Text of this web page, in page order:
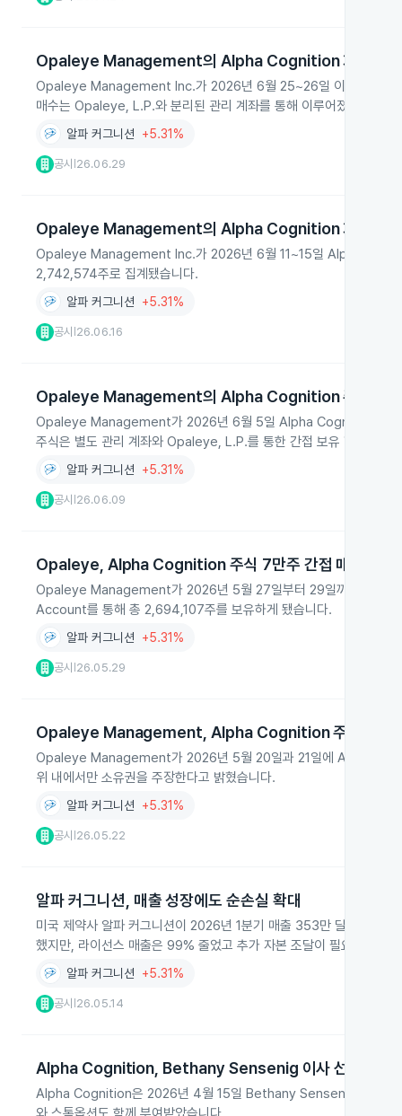
Opaleye Management의 Alpha Cognition 지분 확
Opaleye Management Inc.가 2026년 6월 25~26일 이틀 동안
매수는 Opaleye, L.P.와 분리된 관리 계좌를 통해 이루어졌으며,
알파 커그니션 +5.31%
공시 26.06.29
Opaleye Management의 Alpha Cognition 지분 확
Opaleye Management Inc.가 2026년 6월 11~15일 Alpha
2,742,574주로 집계됐습니다.
알파 커그니션 +5.31%
공시 26.06.16
Opaleye Management의 Alpha Cognition 주식 추
Opaleye Management가 2026년 6월 5일 Alpha Cognition 주식
주식은 별도 관리 계좌와 Opaleye, L.P.를 통한 간접 보유 형태로 보
알파 커그니션 +5.31%
공시 26.06.09
Opaleye, Alpha Cognition 주식 7만주 간접 매수
Opaleye Management가 2026년 5월 27일부터 29일까지
Account를 통해 총 2,694,107주를 보유하게 됐습니다.
알파 커그니션 +5.31%
공시 26.05.29
Opaleye Management, Alpha Cognition 주식 262
Opaleye Management가 2026년 5월 20일과 21일에 Alpha
위 내에서만 소유권을 주장한다고 밝혔습니다.
알파 커그니션 +5.31%
공시 26.05.22
알파 커그니션, 매출 성장에도 순손실 확대
미국 제약사 알파 커그니션이 2026년 1분기 매출 353만 달러로
했지만, 라이선스 매출은 99% 줄었고 추가 자본 조달이 필요합니다.
알파 커그니션 +5.31%
공시 26.05.14
Alpha Cognition, Bethany Sensenig 이사 선임
Alpha Cognition은 2026년 4월 15일 Bethany Sensenig를 이사회